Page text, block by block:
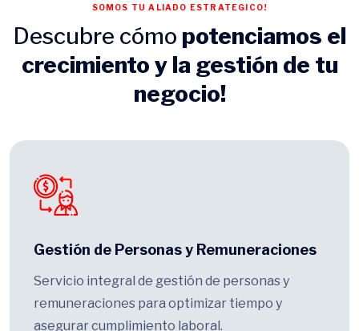
Descubre cómo potenciamos el
crecimiento y la gestión de tu
negocio!
Gestión de Personas y Remuneraciones
Servicio integral de gestión de personas y
remuneraciones para optimizar tiempo y
asegurar cumplimiento laboral.